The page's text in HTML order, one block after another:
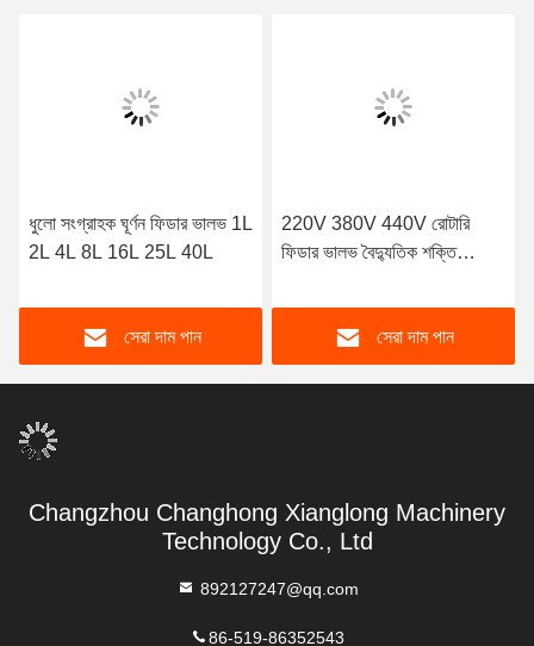
ধুলো সংগ্রাহক ঘূর্ণন ফিডার ভালভ 1L
2L 4L 8L 16L 25L 40L
সেরা দাম পান
220V 380V 440V রোটারি
ফিডার ভালভ বৈদ্যুতিক শক্তি
সেরা দাম পান
Changzhou Changhong Xianglong Machinery
Technology Co., Ltd
892127247@qq.com
86-519-86352543